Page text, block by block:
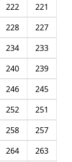
221
222
227
228
233
234
239
240
245
246
251
252
257
258
263
264